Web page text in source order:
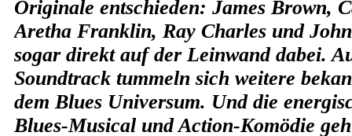
Originale entschieden: James Brown,
Aretha Franklin, Ray Charles und
sogar direkt auf der Leinwand dabei.
Soundtrack tummeln sich weitere
dem Blues Universum. Und die
Blues-Musical und Action-Komödie